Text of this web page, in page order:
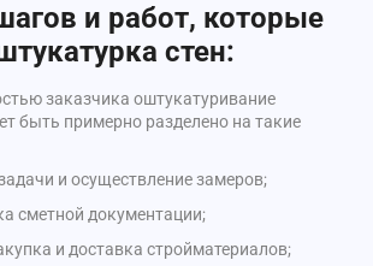
и работ, которые
стен:
заказчика оштукатуривание
быть примерно разделено на такие
и осуществление замеров;
сметной документации;
и доставка стройматериалов;